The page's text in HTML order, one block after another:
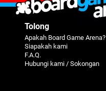
Tolong
Apakah Board Game Arena?
Siapakah kami
F.A.Q.
Hubungi kami / Sokongan